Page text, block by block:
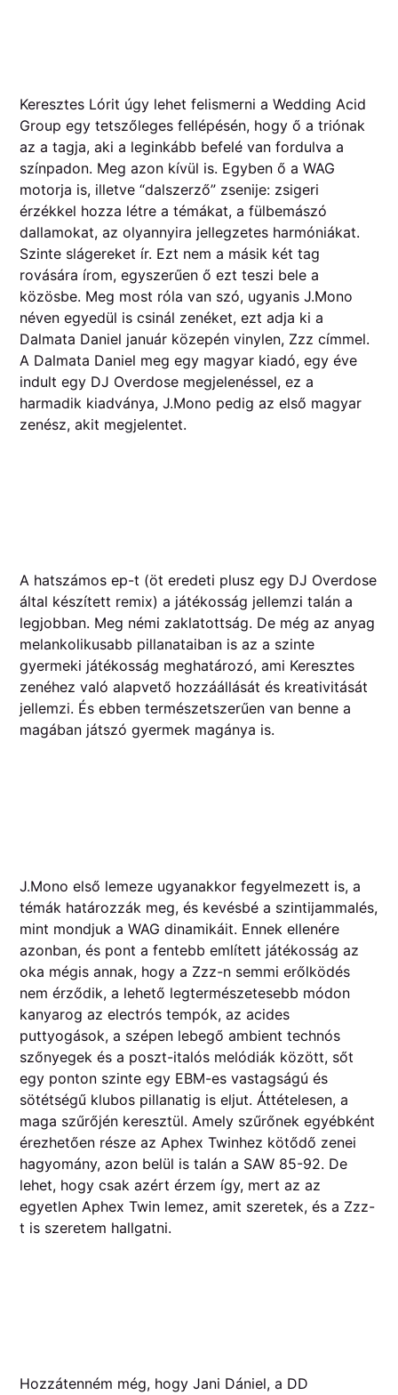
Keresztes Lórit úgy lehet felismerni a Wedding Acid
Group egy tetszőleges fellépésén, hogy ő a triónak
az a tagja, aki a leginkább befelé van fordulva a
színpadon. Meg azon kívül is. Egyben ő a WAG
motorja is, illetve “dalszerző” zsenije: zsigeri
érzékkel hozza létre a témákat, a fülbemászó
dallamokat, az olyannyira jellegzetes harmóniákat.
Szinte slágereket ír. Ezt nem a másik két tag
rovására írom, egyszerűen ő ezt teszi bele a
közösbe. Meg most róla van szó, ugyanis J.Mono
néven egyedül is csinál zenéket, ezt adja ki a
Dalmata Daniel január közepén vinylen, Zzz címmel.
A Dalmata Daniel meg egy magyar kiadó, egy éve
indult egy DJ Overdose megjelenéssel, ez a
harmadik kiadványa, J.Mono pedig az első magyar
zenész, akit megjelentet.
A hatszámos ep-t (öt eredeti plusz egy DJ Overdose
által készített remix) a játékosság jellemzi talán a
legjobban. Meg némi zaklatottság. De még az anyag
melankolikusabb pillanataiban is az a szinte
gyermeki játékosság meghatározó, ami Keresztes
zenéhez való alapvető hozzáállását és kreativitását
jellemzi. És ebben természetszerűen van benne a
magában játszó gyermek magánya is.
J.Mono első lemeze ugyanakkor fegyelmezett is, a
témák határozzák meg, és kevésbé a szintijammalés,
mint mondjuk a WAG dinamikáit. Ennek ellenére
azonban, és pont a fentebb említett játékosság az
oka mégis annak, hogy a Zzz-n semmi erőlködés
nem érződik, a lehető legtermészetesebb módon
kanyarog az electrós tempók, az acides
puttyogások, a szépen lebegő ambient technós
szőnyegek és a poszt-italós melódiák között, sőt
egy ponton szinte egy EBM-es vastagságú és
sötétségű klubos pillanatig is eljut. Áttételesen, a
maga szűrőjén keresztül. Amely szűrőnek egyébként
érezhetően része az Aphex Twinhez kötődő zenei
hagyomány, azon belül is talán a SAW 85-92. De
lehet, hogy csak azért érzem így, mert az az
egyetlen Aphex Twin lemez, amit szeretek, és a Zzz-
t is szeretem hallgatni.
Hozzátenném még, hogy Jani Dániel, a DD